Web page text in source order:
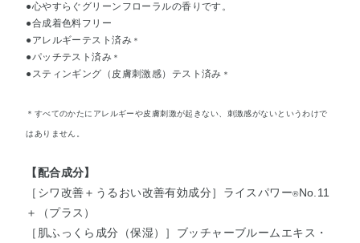
●心やすらぐグリーンフローラルの香りです。
●合成着色料フリー
●アレルギーテスト済み＊
●パッチテスト済み ＊
●スティンギング（皮膚刺激感）テスト済み ＊
＊すべてのかたにアレルギーや皮膚刺激が起きない、刺激感がないというわけで
はありません。
【配合成分】
［シワ改善＋うるおい改善有効成分］ライスパワー®No.11
＋（プラス）
［肌ふっくら成分（保湿）］ブッチャーブルームエキス・